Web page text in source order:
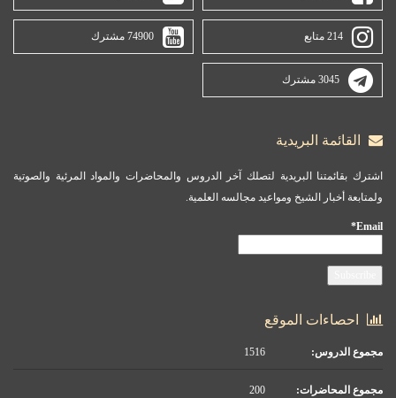
214 متابع 74900 مشترك
3045 مشترك
القائمة البريدية
اشترك بقائمتنا البريدية لتصلك آخر الدروس والمحاضرات والمواد المرئية والصوتية
ولمتابعة أخبار الشيخ ومواعيد مجالسه العلمية.
Email*
احصاءات الموقع
مجموع الدروس:
مجموع المحاضرات: